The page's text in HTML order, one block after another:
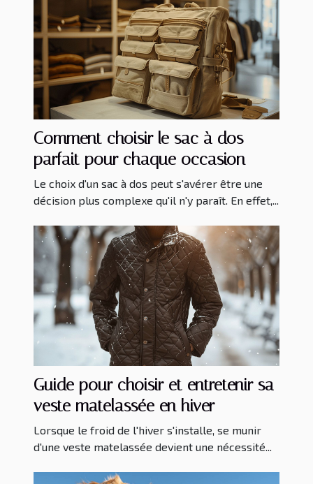
Comment choisir le sac à dos
parfait pour chaque occasion
Le choix d'un sac à dos peut s'avérer être une
décision plus complexe qu'il n'y paraît. En effet,...
Guide pour choisir et entretenir sa
veste matelassée en hiver
Lorsque le froid de l'hiver s'installe, se munir
d'une veste matelassée devient une nécessité...